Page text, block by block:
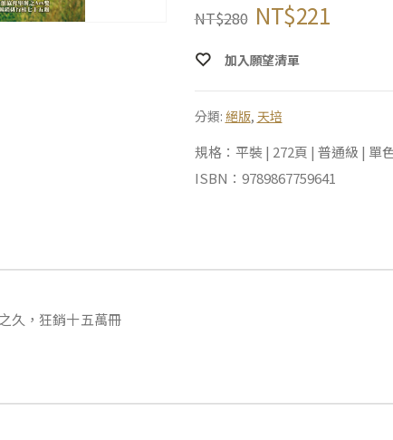
NT$280 NT$221
加入願望清單
分類: 絕版, 天培
規格：平裝 | 272頁 | 普通級 | 單
ISBN：9789867759641
久，狂銷十五萬冊